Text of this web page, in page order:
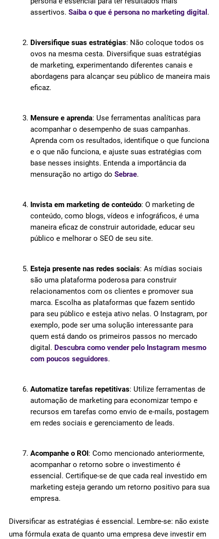
assertivos. Saiba o que é persona no marketing digital .
Diversifique suas estratégias: Não coloque todos os
ovos na mesma cesta. Diversifique suas estratégias
de marketing, experimentando diferentes canais e
abordagens para alcançar seu público de maneira mais
eficaz.
Mensure e aprenda: Use ferramentas analíticas para
acompanhar o desempenho de suas campanhas.
Aprenda com os resultados, identifique o que funciona
e o que não funciona, e ajuste suas estratégias com
base nesses insights. Entenda a importância da
mensuração no artigo do Sebrae.
Invista em marketing de conteúdo: O marketing de
conteúdo, como blogs, vídeos e infográficos, é uma
maneira eficaz de construir autoridade, educar seu
público e melhorar o SEO de seu site.
Esteja presente nas redes sociais: As mídias sociais
são uma plataforma poderosa para construir
relacionamentos com os clientes e promover sua
marca. Escolha as plataformas que fazem sentido
para seu público e esteja ativo nelas. O Instagram, por
exemplo, pode ser uma solução interessante para
quem está dando os primeiros passos no mercado
digital. Descubra como vender pelo Instagram mesmo
com poucos seguidores.
Automatize tarefas repetitivas: Utilize ferramentas de
automação de marketing para economizar tempo e
recursos em tarefas como envio de e-mails, postagem
em redes sociais e gerenciamento de leads.
Acompanhe o ROI: Como mencionado anteriormente,
acompanhar o retorno sobre o investimento é
essencial. Certifique-se de que cada real investido em
marketing esteja gerando um retorno positivo para sua
empresa.
Diversificar as estratégias é essencial. Lembre-se: não existe
uma fórmula exata de quanto uma empresa deve investir em